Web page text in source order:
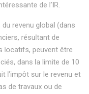
de l’IR.
revenu global (dans
résultant de
locatifs, peuvent être
dans la limite de 10
l’impôt sur le revenu et
de travaux ou de